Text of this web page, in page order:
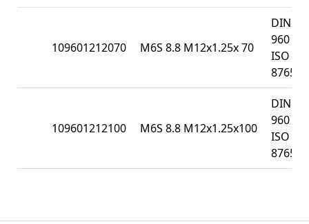
109601212070 M6S 8.8 M12x1.25x 70
DIN
960 /
ISO
8765
109601212100 M6S 8.8 M12x1.25x100
DIN
960 /
ISO
8765